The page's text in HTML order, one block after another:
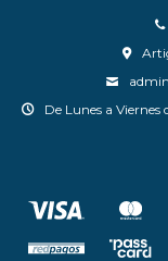
De Lunes a